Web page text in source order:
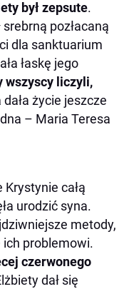
był zepsute.
pozłacaną
dla sanktuarium
łaskę jego
wszyscy liczyli,
życie jeszcze
– Maria Teresa
Krystynie całą
urodzić syna.
metody,
ich problemowi.
czerwonego
dał się